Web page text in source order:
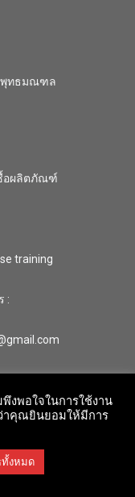
พุทธมณฑล
อผลิตภัณฑ์
training
:
for Innovative Learning,
งพอใจในการใช้งาน
าคุณยินยอมให้มีการ
ทั้งหมด